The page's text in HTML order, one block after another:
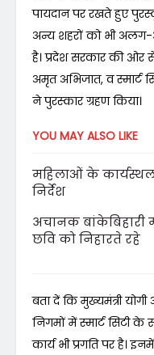
पायदान पर रखते हुए
अन्य शहरों को भी अलग-
है। प्रदेश सरकार की ओर
अमृत अभिजात, व स्मार्ट
ने पुरस्कार ग्रहण किया।
YOU MAY ALSO LIKE
महिलाओं के
निर्देश
अचानक बांकेबिहारी
छवि को निहारते रहे
बता दें कि मुख्यमंत्री
निगमों में स्मार्ट सिटी
कार्य भी प्रगति पर है।